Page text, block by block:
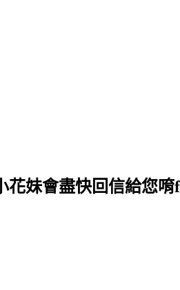
花妹會盡快回信給您唷